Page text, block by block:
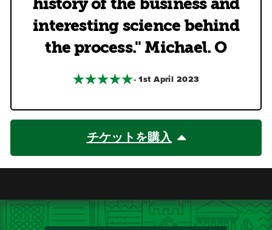
interesting science behind
the process." Michael. O
- 1st April 2023
チケットを購入